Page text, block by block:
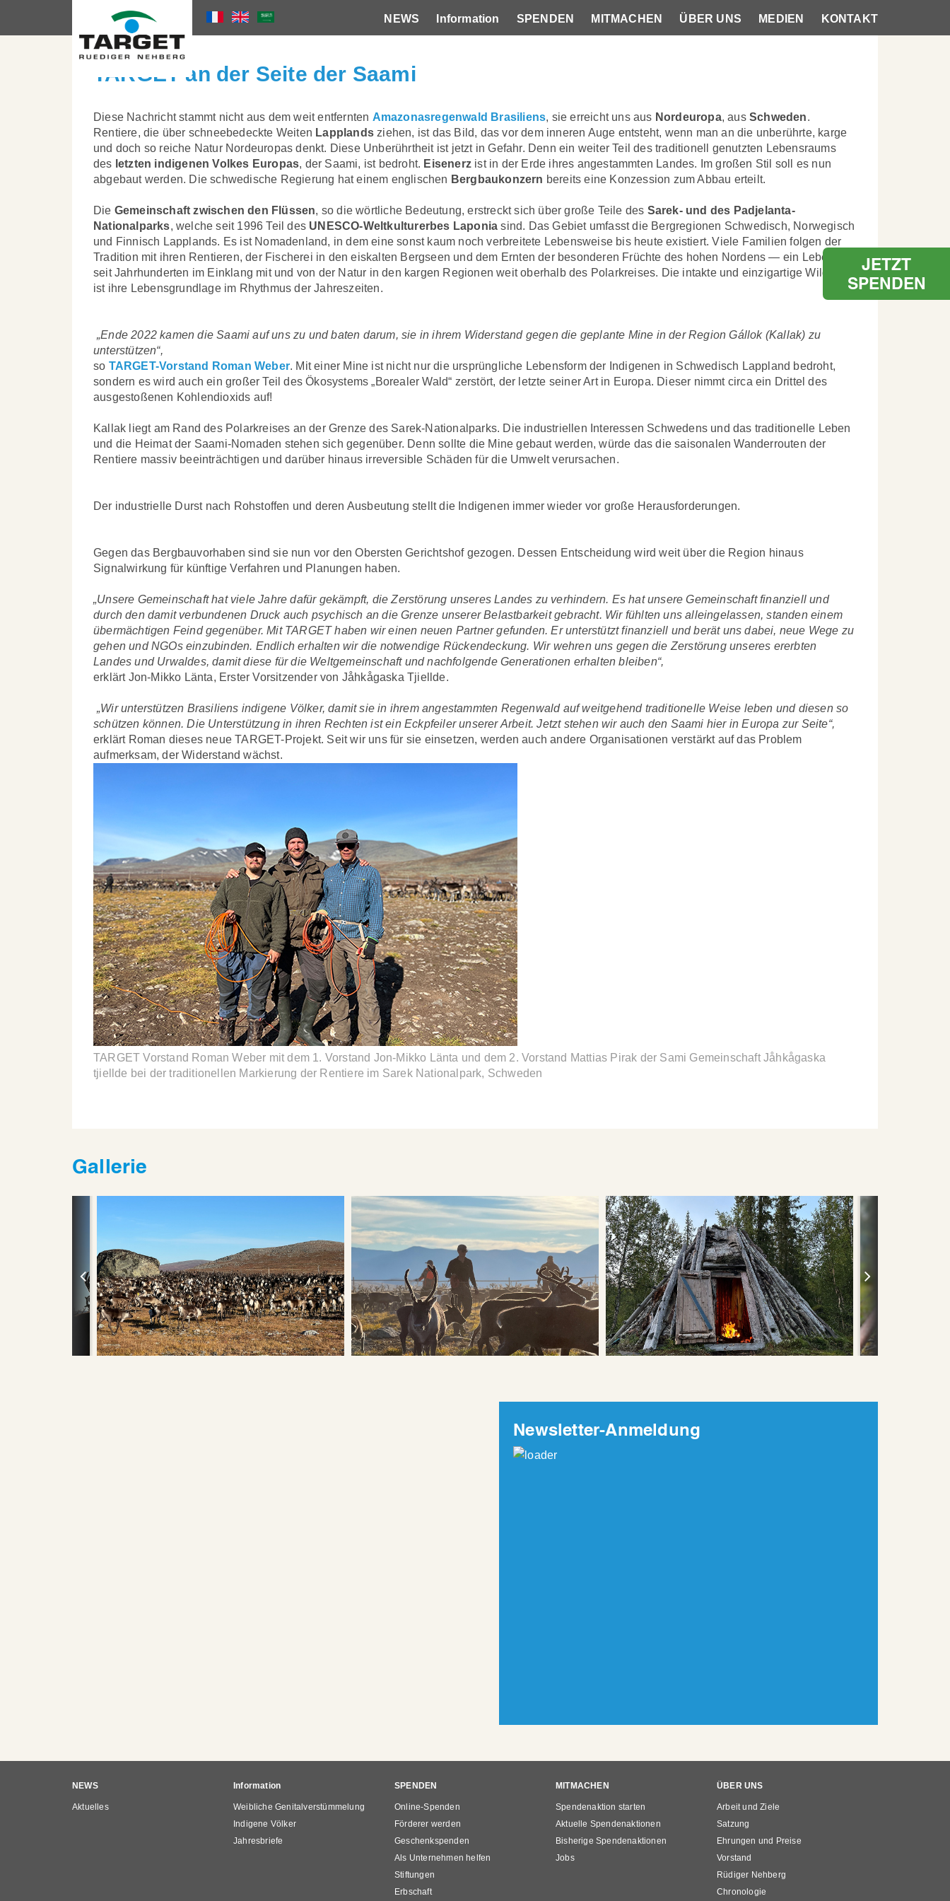
Language
Menu
Hauptnavigation
NEWS Information SPENDEN MITMACHEN ÜBER UNS MEDIEN KONTAKT
JETZT
SPENDEN
Projekte Die Saami
TARGET an der Seite der Saami
Diese Nachricht stammt nicht aus dem weit entfernten Amazonasregenwald Brasiliens, sie erreicht uns aus Nordeuropa, ausSchweden.
Rentiere, die über schneebedeckte Weiten Lapplands ziehen, ist das Bild, das vor dem inneren Auge entsteht, wenn man an die unberührte, karge
und doch so reiche Natur Nordeuropas denkt. Diese Unberührtheit ist jetzt in Gefahr. Denn ein weiter Teil des traditionell genutzten Lebensraums
des letzten indigenen Volkes Europas, der Saami, ist bedroht. Eisenerz ist in der Erde ihres angestammten Landes. Im großen Stil soll es nun
abgebaut werden. Die schwedische Regierung hat einem englischen Bergbaukonzern bereits eine Konzession zum Abbau erteilt.
Die Gemeinschaft zwischen den Flüssen, so die wörtliche Bedeutung, erstreckt sich über große Teile des Sarek- und des Padjelanta-
Nationalparks, welche seit 1996 Teil des UNESCO-Weltkulturerbes Laponia sind. Das Gebiet umfasst die Bergregionen Schwedisch, Norwegisch
und Finnisch Lapplands. Es ist Nomadenland, in dem eine sonst kaum noch verbreitete Lebensweise bis heute existiert. Viele Familien folgen der
Tradition mit ihren Rentieren, der Fischerei in den eiskalten Bergseen und dem Ernten der besonderen Früchte des hohen Nordens — ein Leben wie
seit Jahrhunderten im Einklang mit und von der Natur in den kargen Regionen weit oberhalb des Polarkreises. Die intakte und einzigartige Wildnis
ist ihre Lebensgrundlage im Rhythmus der Jahreszeiten.
„Ende 2022 kamen die Saami auf uns zu und baten darum, sie in ihrem Widerstand gegen die geplante Mine in der Region Gállok (Kallak) zu
unterstützen“,
so TARGET-Vorstand Roman Weber. Mit einer Mine ist nicht nur die ursprüngliche Lebensform der Indigenen in Schwedisch Lappland bedroht,
sondern es wird auch ein großer Teil des Ökosystems „Borealer Wald“ zerstört, der letzte seiner Art in Europa. Dieser nimmt circa ein Drittel des
ausgestoßenen Kohlendioxids auf!
Kallak liegt am Rand des Polarkreises an der Grenze des Sarek-Nationalparks. Die industriellen Interessen Schwedens und das traditionelle Leben
und die Heimat der Saami-Nomaden stehen sich gegenüber. Denn sollte die Mine gebaut werden, würde das die saisonalen Wanderrouten der
Rentiere massiv beeinträchtigen und darüber hinaus irreversible Schäden für die Umwelt verursachen.
Der industrielle Durst nach Rohstoffen und deren Ausbeutung stellt die Indigenen immer wieder vor große Herausforderungen.
Gegen das Bergbauvorhaben sind sie nun vor den Obersten Gerichtshof gezogen. Dessen Entscheidung wird weit über die Region hinaus
Signalwirkung für künftige Verfahren und Planungen haben.
„Unsere Gemeinschaft hat viele Jahre dafür gekämpft, die Zerstörung unseres Landes zu verhindern. Es hat unsere Gemeinschaft finanziell und
durch den damit verbundenen Druck auch psychisch an die Grenze unserer Belastbarkeit gebracht. Wir fühlten uns alleingelassen, standen einem
übermächtigen Feind gegenüber. Mit TARGET haben wir einen neuen Partner gefunden. Er unterstützt finanziell und berät uns dabei, neue Wege zu
gehen und NGOs einzubinden. Endlich erhalten wir die notwendige Rückendeckung. Wir wehren uns gegen die Zerstörung unseres ererbten
Landes und Urwaldes, damit diese für die Weltgemeinschaft und nachfolgende Generationen erhalten bleiben“,
erklärt Jon-Mikko Länta, Erster Vorsitzender von Jåhkågaska Tjiellde.
„Wir unterstützen Brasiliens indigene Völker, damit sie in ihrem angestammten Regenwald auf weitgehend traditionelle Weise leben und diesen so
schützen können. Die Unterstützung in ihren Rechten ist ein Eckpfeiler unserer Arbeit. Jetzt stehen wir auch den Saami hier in Europa zur Seite“,
erklärt Roman dieses neue TARGET-Projekt. Seit wir uns für sie einsetzen, werden auch andere Organisationen verstärkt auf das Problem
aufmerksam, der Widerstand wächst.
TARGET Vorstand Roman Weber mit dem 1. Vorstand Jon-Mikko Länta und dem 2. Vorstand Mattias Pirak der Sami Gemeinschaft Jåhkågaska
tjiellde bei der traditionellen Markierung der Rentiere im Sarek Nationalpark, Schweden
Gallerie
Newsletter-Anmeldung
Hauptnavigation
NEWS
Aktuelles
Information
Weibliche Genitalverstümmelung
Indigene Völker
Jahresbriefe
SPENDEN
Online-Spenden
Förderer werden
Geschenkspenden
Als Unternehmen helfen
Stiftungen
Erbschaft
MITMACHEN
Spendenaktion starten
Aktuelle Spendenaktionen
Bisherige Spendenaktionen
Jobs
ÜBER UNS
Arbeit und Ziele
Satzung
Ehrungen und Preise
Vorstand
Rüdiger Nehberg
Chronologie